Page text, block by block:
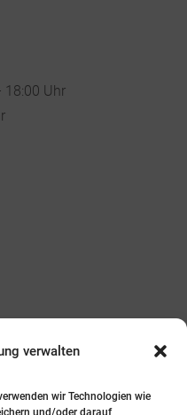
verwalten
wir Technologien wie
und/oder darauf
18:00 Uhr